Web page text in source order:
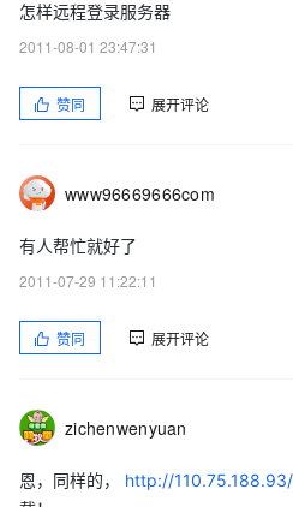
填好此步之后注意，点击》下一步
点，否则数据库名就会作废就需要重
到此界面就是安装成功了。
怎样远程登录服务器
2011-08-01 23:47:31
赞同 展开评论
www96669666com
有人帮忙就好了
2011-07-29 11:22:11
赞同 展开评论
zichenwenyuan
恩，同样的， http://